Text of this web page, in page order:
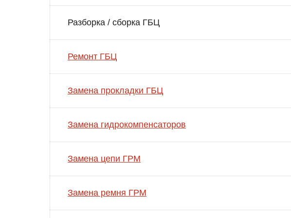
Разборка / сборка ГБЦ
Ремонт ГБЦ
Замена прокладки ГБЦ
Замена гидрокомпенсаторов
Замена цепи ГРМ
Замена ремня ГРМ